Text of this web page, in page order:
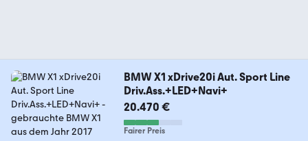
BMW X1 xDrive20i Aut. Sport Line
Driv.Ass.+LED+Navi+
20.470 €
Fairer Preis